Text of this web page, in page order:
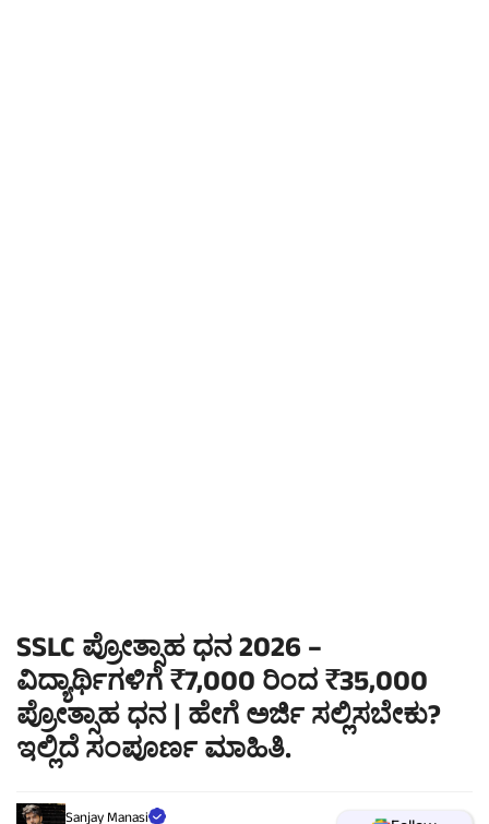
SSLC ಪ್ರೋತ್ಸಾಹ ಧನ 2026 –
ವಿದ್ಯಾರ್ಥಿಗಳಿಗೆ ₹7,000 ರಿಂದ ₹35,000
ಪ್ರೋತ್ಸಾಹ ಧನ | ಹೇಗೆ ಅರ್ಜಿ ಸಲ್ಲಿಸಬೇಕು?
ಇಲ್ಲಿದೆ ಸಂಪೂರ್ಣ ಮಾಹಿತಿ.